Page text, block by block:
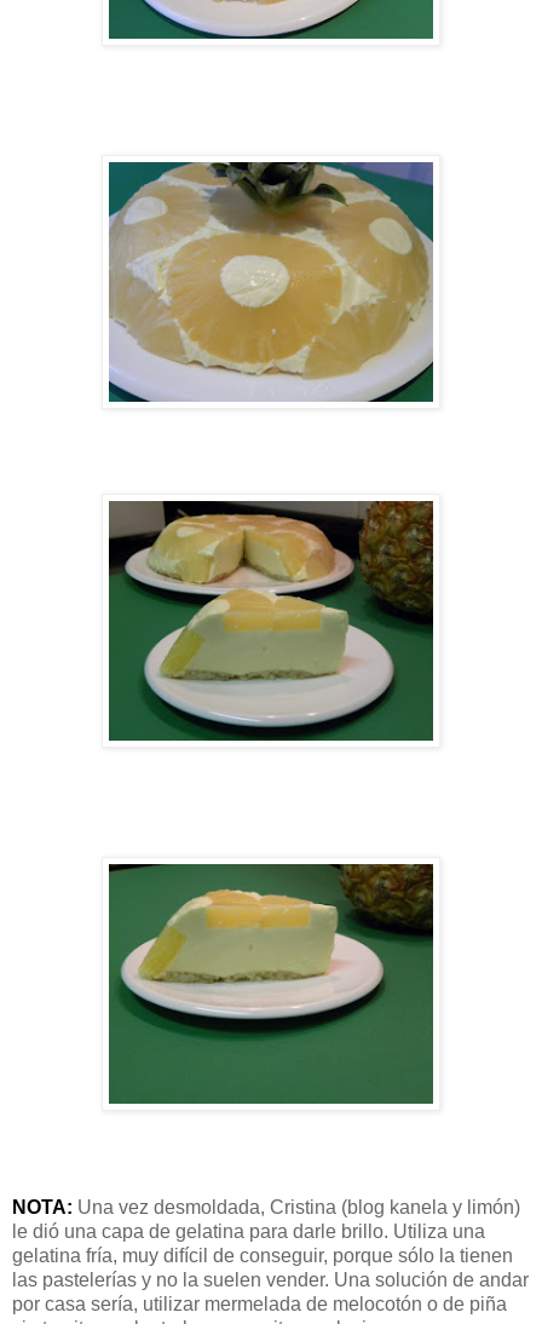
NOTA: Una vez desmoldada, Cristina (blog kanela y limón)
le dió una capa de gelatina para darle brillo. Utiliza una
gelatina fría, muy difícil de conseguir, porque sólo la tienen
las pastelerías y no la suelen vender. Una solución de andar
por casa sería, utilizar mermelada de melocotón o de piña